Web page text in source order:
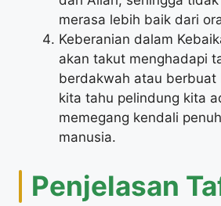
merasa lebih baik dari
Keberanian dalam
akan takut menghadapi
berdakwah atau berbuat
kita tahu pelindung kita
memegang kendali
manusia.
Penjelasan